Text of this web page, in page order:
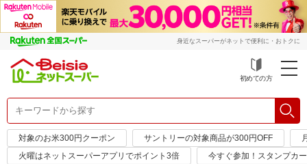
身近なスーパーがネットで便利に・おトクに
初めての方
対象のお米300円クーポン サントリーの対象商品が300円OFF
火曜はネットスーパーアプリでポイント3倍
今すぐ参加！スタンプカ